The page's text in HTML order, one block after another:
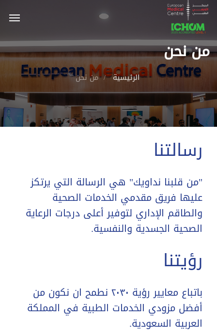
من نحن
الرئيسية من نحن
رسالتنا
"من قلبنا نداويك" هي الرسالة التي يرتكز
عليها فريق مقدمي الخدمات الصحية
والطاقم الإداري لتوفير أعلى درجات الرعاية
الصحية الجسدية والنفسية.
رؤيتنا
باتباع معايير رؤية ٢٠٣٠ نطمح ان نكون من
أفضل مزودي الخدمات الطبية في المملكة
العربية السعودية.